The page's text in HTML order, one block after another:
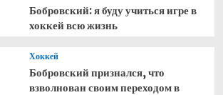
Бобровский: я буду учиться игре в
хоккей всю жизнь
Хоккей
Бобровский признался, что
взволнован своим переходом в